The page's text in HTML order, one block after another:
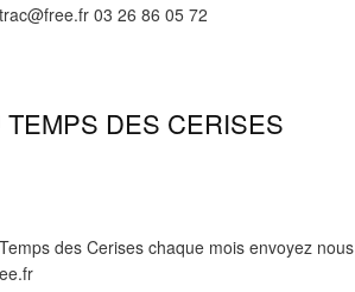
03 26 86 05 72
DES CERISES
des Cerises chaque mois envoyez nous